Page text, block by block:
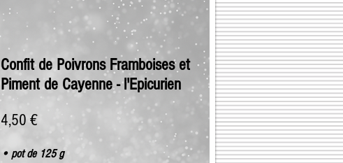
Confit de Poivrons Framboises et
Piment de Cayenne - l'Epicurien
4,50 €Prix
• pot de 125 g